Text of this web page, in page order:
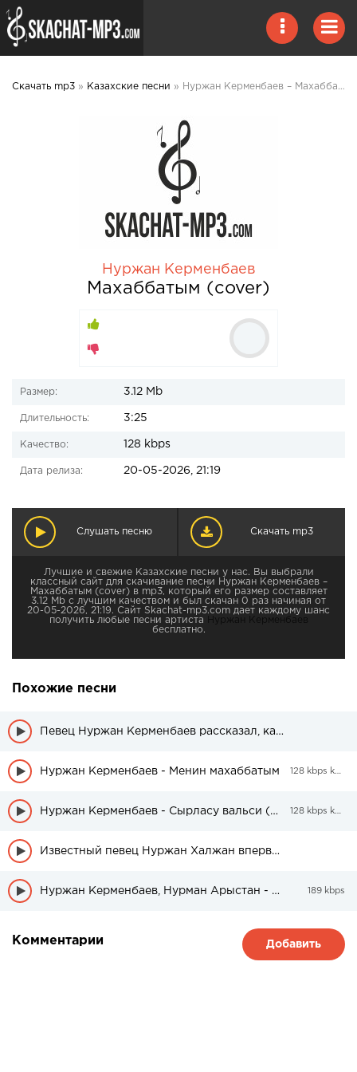
Скачать mp3 » Казахские песни » Нуржан Керменбаев – Махаббатым (cover) mp3 скачать
Нуржан Керменбаев
Махаббатым (cover)
Размер: 3.12 Mb
Длительность: 3:25
Качество: 128 kbps
Дата релиза: 20-05-2026, 21:19
Слушать песню Скачать mp3
Лучшие и свежие Казахские песни у нас. Вы выбрали
классный сайт для скачивание песни Нуржан Керменбаев –
Махаббатым (cover) в mp3, который его размер составляет
3.12 Mb с лучшим качеством и был скачан 0 раз начиная от
20-05-2026, 21:19. Сайт Skachat-mp3.com дает каждому шанс
получить любые песни артиста
Нуржан Керменбаев
бесплатно.
Похожие песни
Певец Нуржан Керменбаев рассказал, как балует свою жену
Нуржан Керменбаев - Менин махаббатым 128 kbps kbps
Нуржан Керменбаев - Сырласу вальси (cover) 128 kbps kbps
Известный певец Нуржан Халжан впервые представил свою жену на сцене после долгого времени
Нуржан Керменбаев, Нурман Арыстан - Жыбырла 189 kbps
Комментарии Добавить